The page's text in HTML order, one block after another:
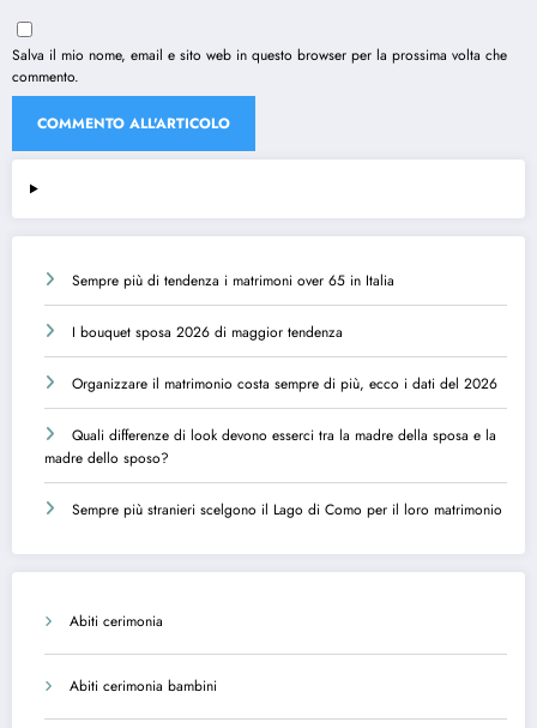
Salva il mio nome, email e sito web in questo browser per la prossima volta che
commento.
Sempre più di tendenza i matrimoni over 65 in Italia
I bouquet sposa 2026 di maggior tendenza
Organizzare il matrimonio costa sempre di più, ecco i dati del 2026
Quali differenze di look devono esserci tra la madre della sposa e la
madre dello sposo?
Sempre più stranieri scelgono il Lago di Como per il loro matrimonio
Abiti cerimonia
Abiti cerimonia bambini